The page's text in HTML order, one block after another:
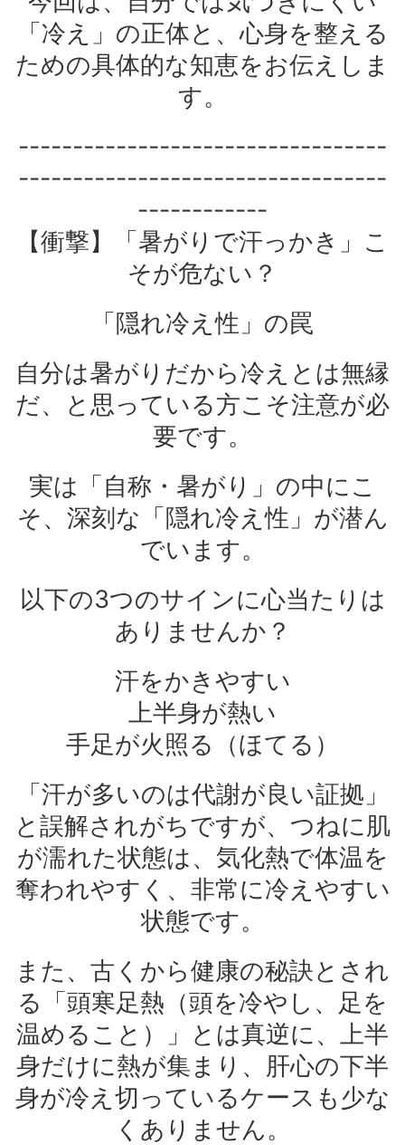
「冷え」の正体と、心身を整える
ための具体的な知恵をお伝えしま
す。
----------------------------------
----------------------------------
------------
【衝撃】「暑がりで汗っかき」こ
そが危ない？
「隠れ冷え性」の罠
自分は暑がりだから冷えとは無縁
だ、と思っている方こそ注意が必
要です。
実は「自称・暑がり」の中にこ
そ、深刻な「隠れ冷え性」が潜ん
でいます。
以下の3つのサインに心当たりは
ありませんか？
汗をかきやすい
上半身が熱い
手足が火照る（ほてる）
「汗が多いのは代謝が良い証拠」
と誤解されがちですが、つねに肌
が濡れた状態は、気化熱で体温を
奪われやすく、非常に冷えやすい
状態です。
また、古くから健康の秘訣とされ
る「頭寒足熱（頭を冷やし、足を
温めること）」とは真逆に、上半
身だけに熱が集まり、肝心の下半
身が冷え切っているケースも少な
くありません。